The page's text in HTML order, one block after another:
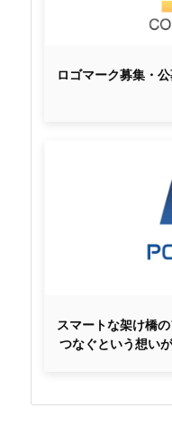
ロゴマーク募集・
スマートな架け橋
つなぐという想い